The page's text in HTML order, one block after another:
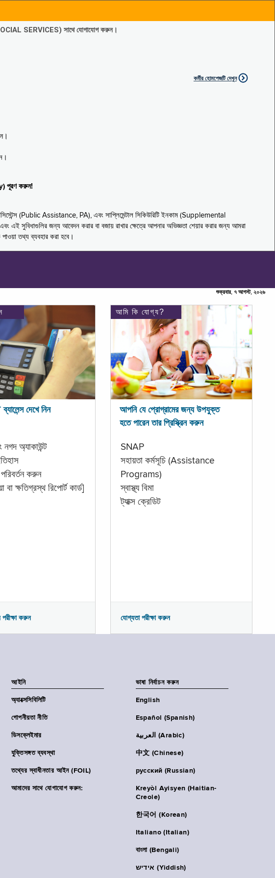
SOCIAL SERVICES) সাথে যোগাযোগ করুন।
কর্মীর হোমপেজটি দেখুন
পূরণ করুন!
(Public Assistance, PA), এবং সাপ্লিমেন্টাল সিকিউরিটি ইনকাম (Supplemental
এই সুবিধাগুলির জন্য আবেদন করার বা বজায় রাখার ক্ষেত্রে আপনার অভিজ্ঞতা শেয়ার করার জন্য আমরা
তথ্য ব্যবহার করা হবে।
শুক্রবার, ৭ আগস্ট, ২০২৬
দেখে নিন
অ্যাকাউন্ট
করুন
বা ক্ষতিগ্রস্থ রিপোর্ট কার্ড]
পরীক্ষা করুন
আমি কি যোগ্য?
আপনি যে প্রোগ্রামের জন্য উপযুক্ত
হতে পারেন তার প্রিস্ক্রিন করুন
SNAP
সহায়তা কর্মসূচি (Assistance
Programs)
স্বাস্থ্য বিমা
ট্যাক্স ক্রেডিট
যোগ্যতা পরীক্ষা করুন
আইনি
অ্যাক্সেসিবিলিটি
গোপনীয়তা নীতি
ডিসক্লেইমার
যুক্তিসঙ্গত ব্যবস্থা
তথ্যের স্বাধীনতার আইন (FOIL)
আমাদের সাথে যোগাযোগ করুন:
ভাষা নির্বাচন করুন
English
Español (Spanish)
العربية (Arabic)
中文 (Chinese)
русский (Russian)
Kreyòl Ayisyen (Haitian-
Creole)
한국어 (Korean)
Italiano (Italian)
বাংলা (Bengali)
אידיש (Yiddish)